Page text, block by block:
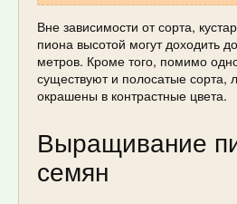
Вне зависимости от сорта,
пиона высотой могут доходить
метров. Кроме того, помимо
существуют и полосатые сорта,
окрашены в контрастные цвета.
Выращивание
семян